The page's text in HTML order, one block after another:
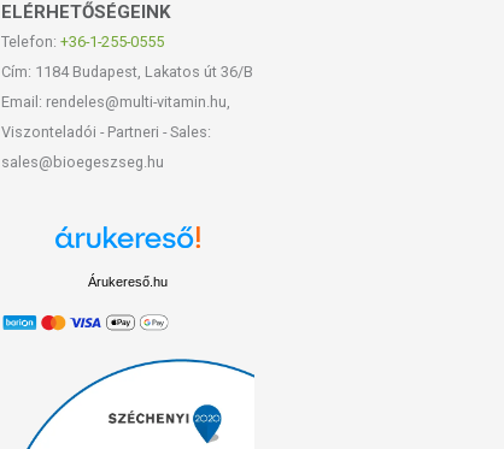
ELÉRHETŐSÉGEINK
Telefon: +36-1-255-0555
Cím: 1184 Budapest, Lakatos út 36/B
Email: rendeles@multi-vitamin.hu,
Viszonteladói - Partneri - Sales:
sales@bioegeszseg.hu
Árukereső.hu